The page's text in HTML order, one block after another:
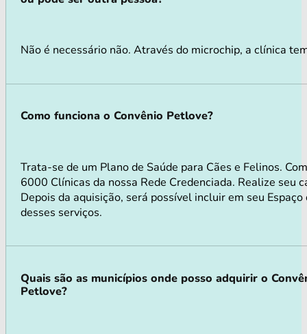
Não é necessário não. Através do microchip, a clínica
Como funciona o Convênio Petlove?
Trata-se de um Plano de Saúde para Cães e Felinos.
6000 Clínicas da nossa Rede Credenciada. Realize seu
Depois da aquisição, será possível incluir em seu
desses serviços.
Quais são as municípios onde posso adquirir o
Petlove?